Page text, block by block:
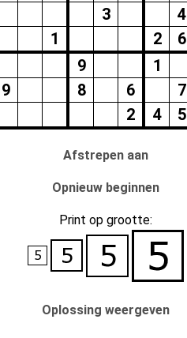
3
4
1
2 6
9
1
9
8 6
7
2
4 5
Afstrepen aan
Opnieuw beginnen
Print op grootte:
Oplossing weergeven